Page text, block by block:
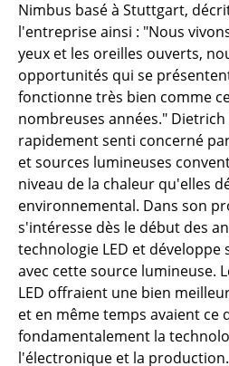
Lits simples
Lits empilables
Lits enfants
Tables de chevet et
... voir tous les lits
Accessoires
Horloges
Miroirs
Figurines & Miniatures
Nimbus basé à Stuttgart,
l'entreprise ainsi : "Nous
yeux et les oreilles ouverts,
opportunités qui se
fonctionne très bien comme
nombreuses années."
rapidement senti concerné
et sources lumineuses
niveau de la chaleur qu'elles
environnemental. Dans son
s'intéresse dès le début des
technologie LED et
avec cette source lumineuse.
LED offraient une bien
et en même temps avaient
fondamentalement la
l'électronique et la